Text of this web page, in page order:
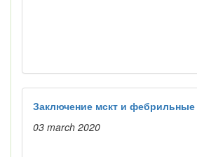
Заключение мскт и фебрильные
03 march 2020